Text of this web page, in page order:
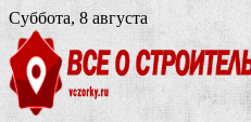
Суббота, 8 августа